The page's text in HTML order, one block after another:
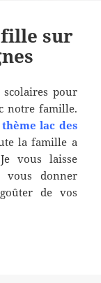
sur
scolaires pour
notre famille.
thème lac des
la famille a
vous laisse
vous donner
de vos
ma fille sur le